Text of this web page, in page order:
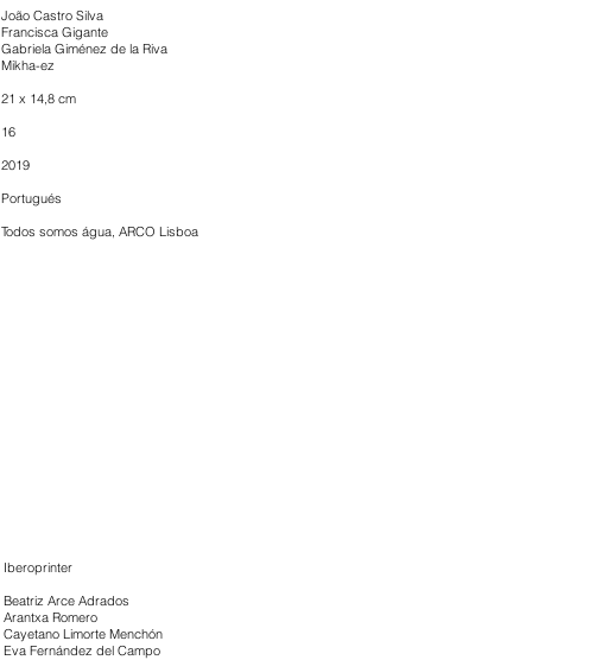
João Castro Silva
Francisca Gigante
Gabriela Giménez de la Riva
Mikha-ez
21 x 14,8 cm
16
2019
Portugués
Todos somos água, ARCO Lisboa
Iberoprinter
Beatriz Arce Adrados
Arantxa Romero
Cayetano Limorte Menchón
Eva Fernández del Campo